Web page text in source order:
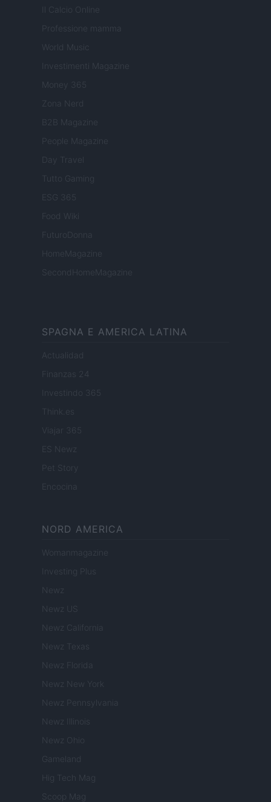
Il Calcio Online
Professione mamma
World Music
Investimenti Magazine
Money 365
Zona Nerd
B2B Magazine
People Magazine
Day Travel
Tutto Gaming
ESG 365
Food Wiki
FuturoDonna
HomeMagazine
SecondHomeMagazine
SPAGNA E AMERICA LATINA
Actualidad
Finanzas 24
Investindo 365
Think.es
Viajar 365
ES Newz
Encocina
NORD AMERICA
Womanmagazine
Investing Plus
Newz
Newz US
Newz California
Newz Texas
Newz Florida
Newz New York
Newz Pennsylvania
Newz Illinois
Newz Ohio
Gameland
Hig Tech Mag
Scoop Mag